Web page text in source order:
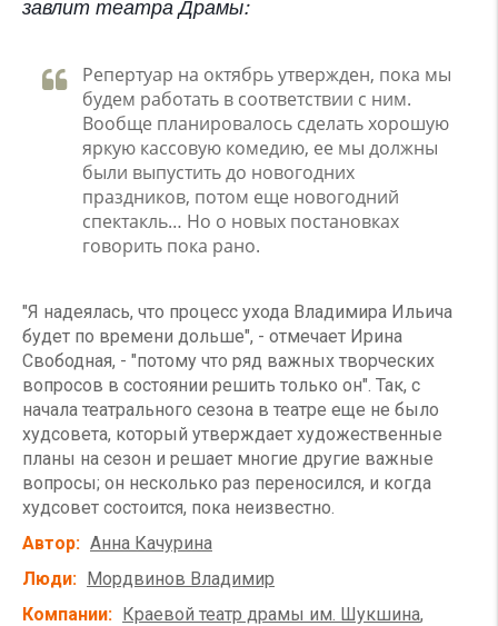
завлит театра Драмы:
Репертуар на октябрь утвержден, пока мы
будем работать в соответствии с ним.
Вообще планировалось сделать хорошую
яркую кассовую комедию, ее мы должны
были выпустить до новогодних
праздников, потом еще новогодний
спектакль… Но о новых постановках
говорить пока рано.
"Я надеялась, что процесс ухода Владимира Ильича
будет по времени дольше", - отмечает Ирина
Свободная, - "потому что ряд важных творческих
вопросов в состоянии решить только он". Так, с
начала театрального сезона в театре еще не было
худсовета, который утверждает художественные
планы на сезон и решает многие другие важные
вопросы; он несколько раз переносился, и когда
худсовет состоится, пока неизвестно.
Автор
Анна Качурина
Люди
Мордвинов Владимир
Компании
Краевой театр драмы им. Шукшина